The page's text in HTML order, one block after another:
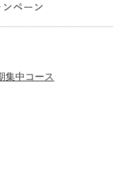
中コース